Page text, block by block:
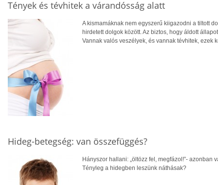
Tények és tévhitek a várandósság alatt
A kismamáknak nem egyszerű kiigazodni a tiltott
hirdetett dolgok között. Az biztos, hogy áldott
Vannak valós veszélyek, és vannak tévhitek, ezek
Hideg-betegség: van összefüggés?
Hányszor hallani: „öltözz fel, megfázol!”-
Tényleg a hidegben leszünk náthásak?